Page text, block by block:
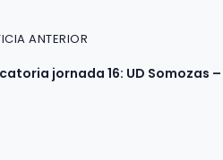
ANTERIOR
jornada 16: UD Somozas –